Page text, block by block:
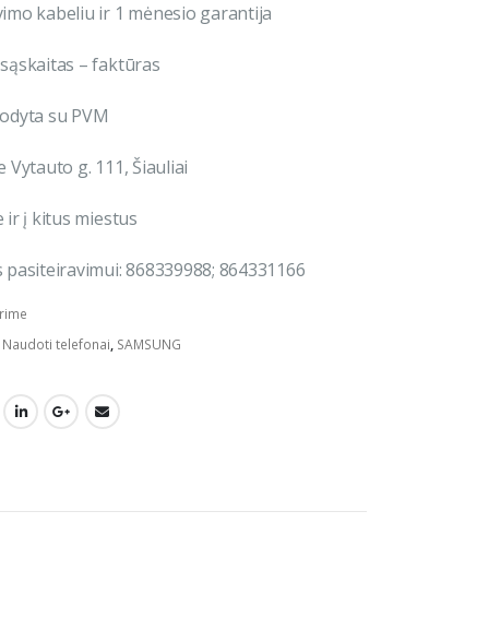
kabeliu ir 1 mėnesio garantija
– faktūras
su PVM
Vytauto g. 111, Šiauliai
ir į kitus miestus
868339988; 864331166
Naudoti telefonai, SAMSUNG